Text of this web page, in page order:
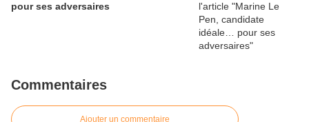
pour ses adversaires
Commentaires
Ajouter un commentaire